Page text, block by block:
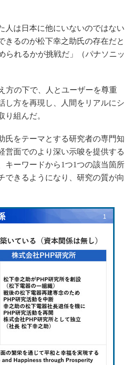
は日本に他にいないのではない
きるのが松下幸之助氏の存在だと
られるかが挑戦だ」（パナソニッ
方の下で、人とユーザーを尊重
し方を再現し、人間をリアルにシ
り組んだ。
をテーマとする研究者の専門知
営面でのより深い示唆を提供する
キーワードから1つ1つの該当箇所
できるようになり、研究の質が向